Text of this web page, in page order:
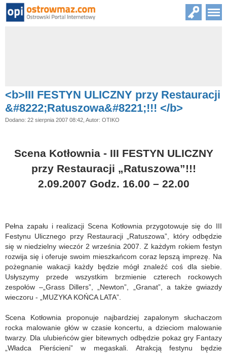
<b>III FESTYN ULICZNY przy Restauracji
&#8222;Ratuszowa&#8221;!!! </b>
Dodano: 22 sierpnia 2007 08:42, Autor: OTIKO
Scena Kotłownia - III FESTYN ULICZNY
przy Restauracji „Ratuszowa”!!!
2.09.2007 Godz. 16.00 – 22.00
Pełna zapału i realizacji Scena Kotłownia przygotowuje się do III
Festynu Ulicznego przy Restauracji „Ratuszowa”, który odbędzie
się w niedzielny wieczór 2 września 2007. Z każdym rokiem festyn
rozwija się i oferuje swoim mieszkańcom coraz lepszą imprezę. Na
pożegnanie wakacji każdy będzie mógł znaleźć coś dla siebie.
Usłyszymy przede wszystkim brzmienie czterech rockowych
zespołów –„Grass Dillers”, „Newton”, „Granat”, a także gwiazdy
wieczoru - „MUZYKA KOŃCA LATA”.
Scena Kotłownia proponuje najbardziej zapalonym słuchaczom
rocka malowanie głów w czasie koncertu, a dzieciom malowanie
twarzy. Dla ulubieńców gier bitewnych odbędzie pokaz gry Fantazy
„Władca Pierścieni” w megaskali. Atrakcją festynu będzie